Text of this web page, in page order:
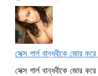
সেক্স গার্ল বান্ধবীকে জোর
সেক্স গার্ল বান্ধবীকে জোর